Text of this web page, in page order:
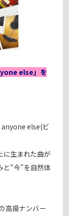
else」を
anyone else(ビ
に生まれた曲が
と“今”を自然体
高揚ナンバー